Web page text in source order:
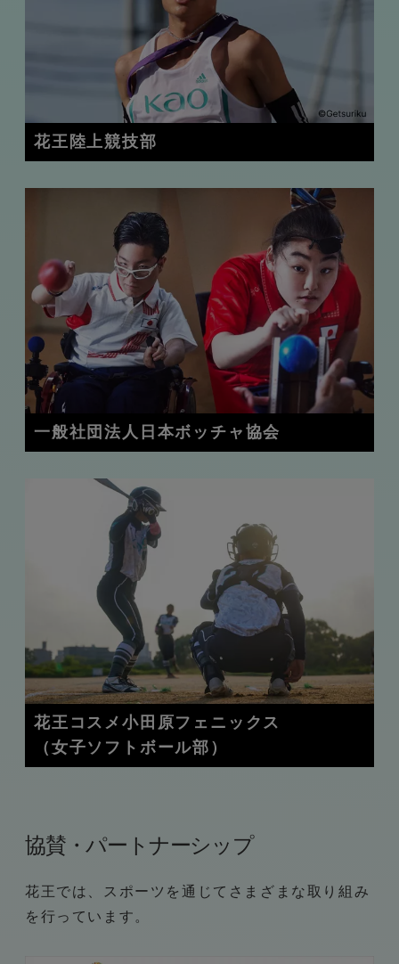
花王陸上競技部
一般社団法人日本ボッチャ協会
花王コスメ小田原フェニックス
（女子ソフトボール部）
協賛・パートナーシップ
花王では、スポーツを通じてさまざまな取り組み
を行っています。